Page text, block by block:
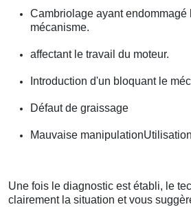
Cambriolage ayant endommagé
mécanisme.
affectant le travail du moteur.
Introduction d'un bloquant le
Défaut de graissage
Mauvaise
Une fois le diagnostic est établi, le
clairement la situation et vous